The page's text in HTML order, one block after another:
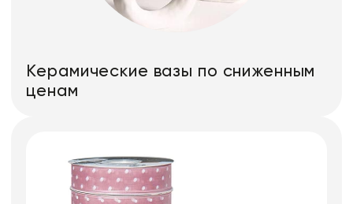
Керамические вазы по сниженным
ценам